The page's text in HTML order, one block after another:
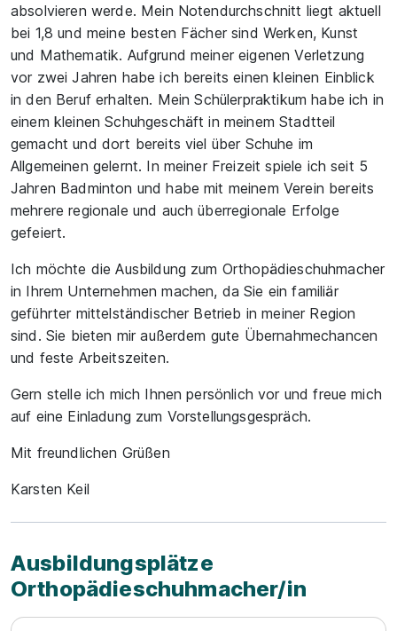
absolvieren werde. Mein Notendurchschnitt liegt aktuell
bei 1,8 und meine besten Fächer sind Werken, Kunst
und Mathematik. Aufgrund meiner eigenen Verletzung
vor zwei Jahren habe ich bereits einen kleinen Einblick
in den Beruf erhalten. Mein Schülerpraktikum habe ich in
einem kleinen Schuhgeschäft in meinem Stadtteil
gemacht und dort bereits viel über Schuhe im
Allgemeinen gelernt. In meiner Freizeit spiele ich seit 5
Jahren Badminton und habe mit meinem Verein bereits
mehrere regionale und auch überregionale Erfolge
gefeiert.
Ich möchte die Ausbildung zum Orthopädieschuhmacher
in Ihrem Unternehmen machen, da Sie ein familiär
geführter mittelständischer Betrieb in meiner Region
sind. Sie bieten mir außerdem gute Übernahmechancen
und feste Arbeitszeiten.
Gern stelle ich mich Ihnen persönlich vor und freue mich
auf eine Einladung zum Vorstellungsgespräch.
Mit freundlichen Grüßen
Karsten Keil
Ausbildungsplätze
Orthopädieschuhmacher/in